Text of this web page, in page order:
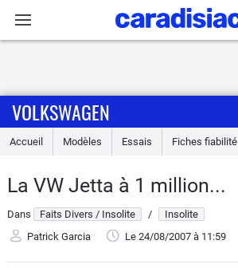
Accueil
Essais
Guide
VOLKSWAGEN
Accueil Modèles Essais Fiches fiabilité
La VW Jetta à 1 million...
Dans Faits Divers / Insolite /
Insolite
Patrick Garcia
Le 24/08/2007 à 11:59